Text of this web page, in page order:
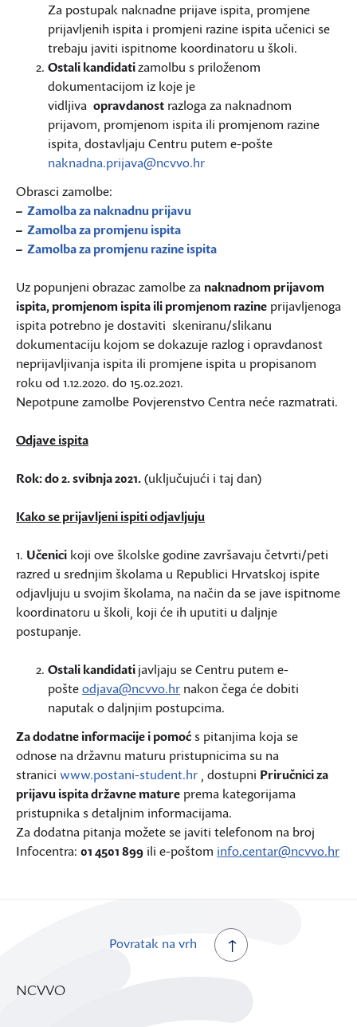
Za postupak naknadne prijave ispita, promjene
prijavljenih ispita i promjeni razine ispita učenici se
trebaju javiti ispitnome koordinatoru u školi.
Ostali kandidatizamolbu s priloženom
dokumentacijom iz koje je
vidljiva opravdanost razloga za naknadnom
prijavom, promjenom ispita ili promjenom razine
ispita, dostavljaju Centru putem e-pošte
naknadna.prijava@ncvvo.hr
Obrasci zamolbe:
– Zamolba za naknadnu prijavu
– Zamolba za promjenu ispita
– Zamolba za promjenu razine ispita
Uz popunjeni obrazac zamolbe zanaknadnom prijavom
ispita, promjenom ispita ili promjenom razine prijavljenoga
ispita potrebno je dostaviti skeniranu/slikanu
dokumentaciju kojom se dokazuje razlog i opravdanost
neprijavljivanja ispita ili promjene ispita u propisanom
roku od 1.12.2020. do 15.02.2021.
Nepotpune zamolbe Povjerenstvo Centra neće razmatrati.
Odjave ispita
Rok: do 2. svibnja 2021.(uključujući i taj dan)
Kako se prijavljeni ispiti odjavljuju
1. Učenici koji ove školske godine završavaju četvrti/peti
razred u srednjim školama u Republici Hrvatskoj ispite
odjavljuju u svojim školama, na način da se jave ispitnome
koordinatoru u školi, koji će ih uputiti u daljnje
postupanje.
Ostali kandidatijavljaju se Centru putem e-
pošteodjava@ncvvo.hr nakon čega će dobiti
naputak o daljnjim postupcima.
Za dodatne informacije i pomoćs pitanjima koja se
odnose na državnu maturu pristupnicima su na
stranici www.postani-student.hr , dostupni Priručnici za
prijavu ispita državne mature prema kategorijama
pristupnika s detaljnim informacijama.
Za dodatna pitanja možete se javiti telefonom na broj
Infocentra: 01 4501 899 ili e-poštom info.centar@ncvvo.hr
Povratak na vrh
NCVVO